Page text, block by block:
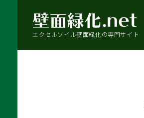
エクセルソイル壁面緑化の専門サイト